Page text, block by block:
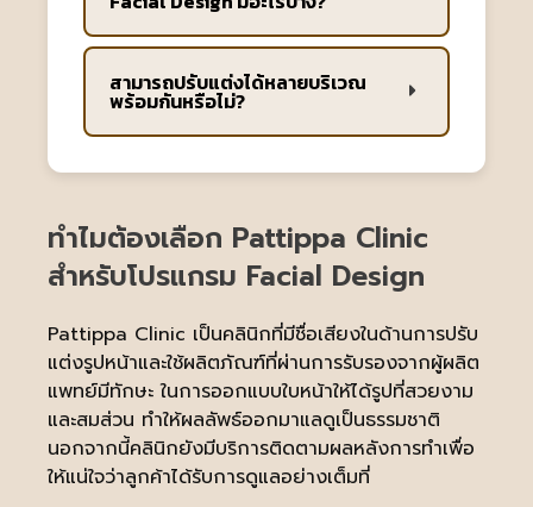
สามารถปรับแต่งได้หลายบริเวณ
พร้อมกันหรือไม่?
ทำไมต้องเลือก Pattippa Clinic
สำหรับโปรแกรม Facial Design
Pattippa Clinic เป็นคลินิกที่มีชื่อเสียงในด้านการปรับ
แต่งรูปหน้าและใช้ผลิตภัณฑ์ที่ผ่านการรับรองจากผู้ผลิต
แพทย์มีทักษะ ในการออกแบบใบหน้าให้ได้รูปที่สวยงาม
และสมส่วน ทำให้ผลลัพธ์ออกมาแลดูเป็นธรรมชาติ
นอกจากนี้คลินิกยังมีบริการติดตามผลหลังการทำเพื่อ
ให้แน่ใจว่าลูกค้าได้รับการดูแลอย่างเต็มที่